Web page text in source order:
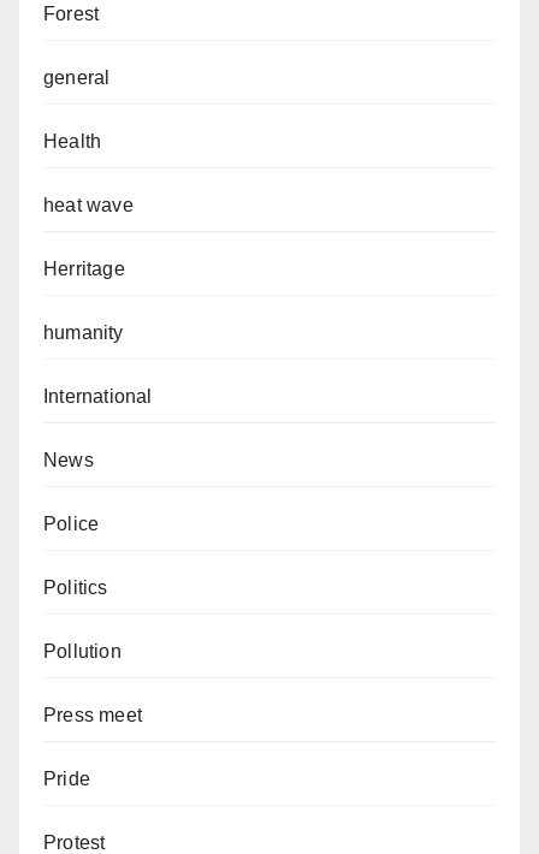
Forest
general
Health
heat wave
Herritage
humanity
International
News
Police
Politics
Pollution
Press meet
Pride
Protest